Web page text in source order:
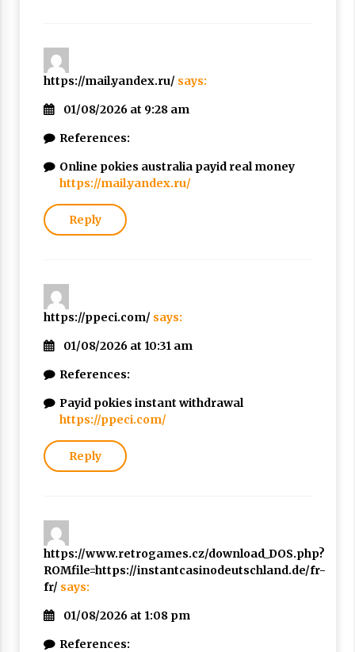
https://mail.yandex.ru/ says:
01/08/2026 at 9:28 am
References:
Online pokies australia payid real money
https://mail.yandex.ru/
Reply
https://ppeci.com/ says:
01/08/2026 at 10:31 am
References:
Payid pokies instant withdrawal
https://ppeci.com/
Reply
https://www.retrogames.cz/download_DOS.php?
ROMfile=https://instantcasinodeutschland.de/fr-
fr/ says:
01/08/2026 at 1:08 pm
References: